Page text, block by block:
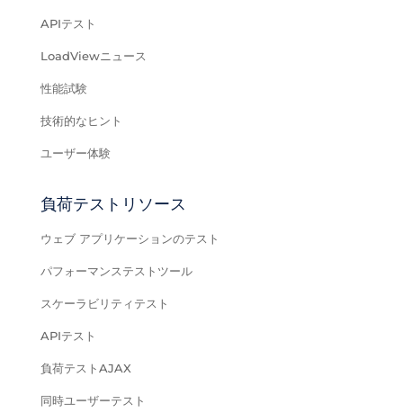
APIテスト
LoadViewニュース
性能試験
技術的なヒント
ユーザー体験
負荷テストリソース
ウェブ アプリケーションのテスト
パフォーマンステストツール
スケーラビリティテスト
APIテスト
負荷テストAJAX
同時ユーザーテスト